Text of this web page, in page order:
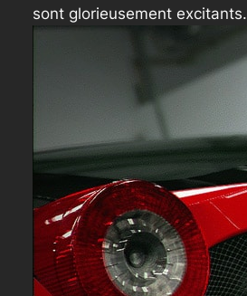
sont glorieusement excitants.